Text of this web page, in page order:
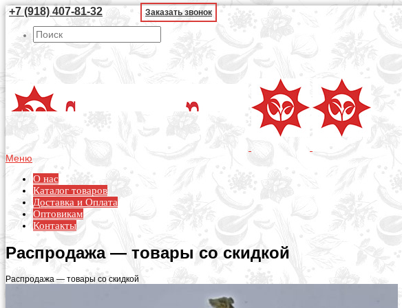
+7 (918) 407-81-32 Заказать звонок
Меню
О нас
Каталог товаров
Доставка и Оплата
Оптовикам
Контакты
Распродажа — товары со скидкой
Распродажа — товары со скидкой